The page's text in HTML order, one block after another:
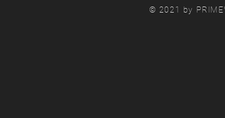
© 2021 by